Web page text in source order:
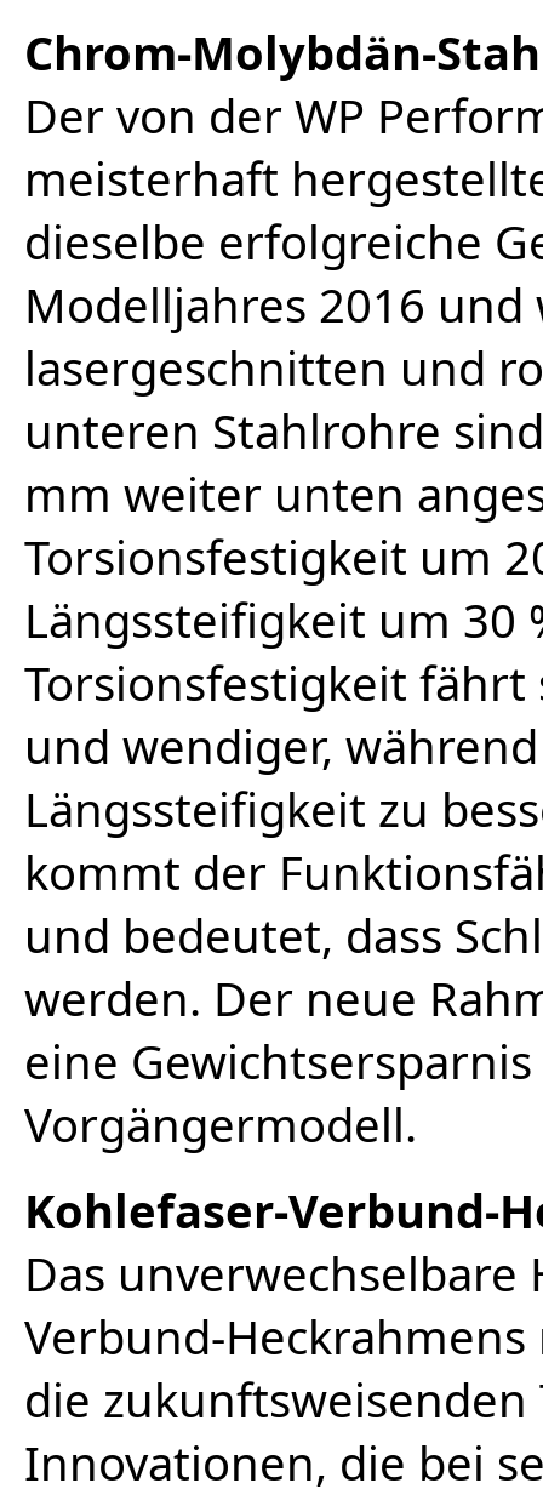
Chrom-Molybdän-
Der von der WP
meisterhaft
dieselbe erfolgreiche
Modelljahres 2016
lasergeschnitten und
unteren Stahlrohre
mm weiter unten
Torsionsfestigkeit um
Längssteifigkeit um
Torsionsfestigkeit fährt
und wendiger,
Längssteifigkeit zu
kommt der
und bedeutet, dass
werden. Der neue
eine
Vorgängermodell.
Kohlefaser-Verbund-
Das unverwechselbare
Verbund-
die
Innovationen, die bei